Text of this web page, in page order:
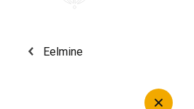
Eelmine